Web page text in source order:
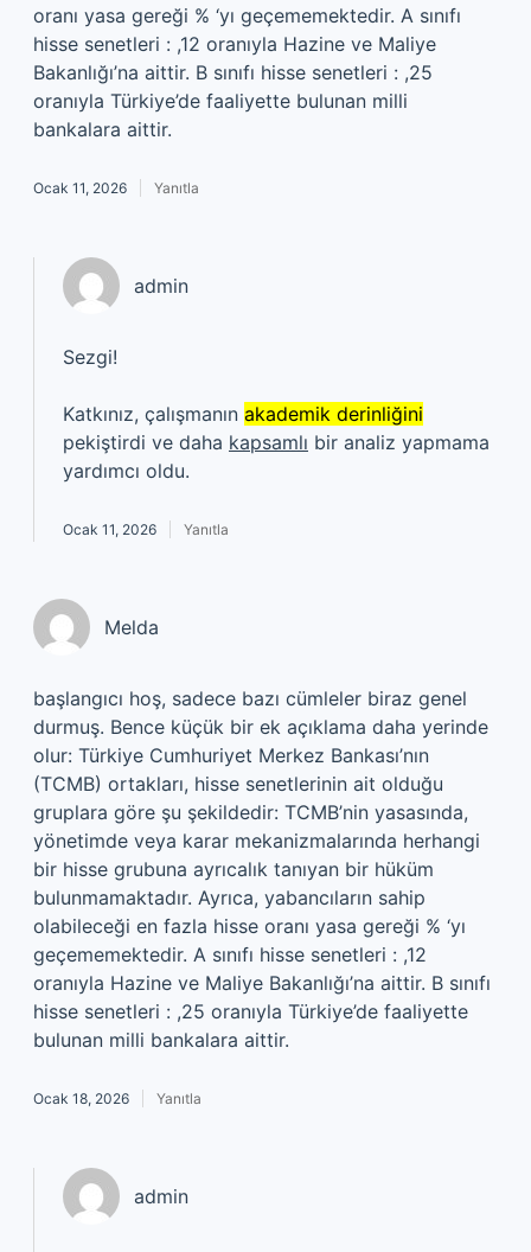
oranı yasa gereği % ‘yı geçememektedir. A sınıfı
hisse senetleri : ,12 oranıyla Hazine ve Maliye
Bakanlığı’na aittir. B sınıfı hisse senetleri : ,25
oranıyla Türkiye’de faaliyette bulunan milli
bankalara aittir.
Ocak 11, 2026 Yanıtla
admin
Sezgi!
Katkınız, çalışmanın akademik derinliğini
pekiştirdi ve daha kapsamlı bir analiz yapmama
yardımcı oldu.
Ocak 11, 2026 Yanıtla
Melda
başlangıcı hoş, sadece bazı cümleler biraz genel
durmuş. Bence küçük bir ek açıklama daha yerinde
olur: Türkiye Cumhuriyet Merkez Bankası’nın
(TCMB) ortakları, hisse senetlerinin ait olduğu
gruplara göre şu şekildedir: TCMB’nin yasasında,
yönetimde veya karar mekanizmalarında herhangi
bir hisse grubuna ayrıcalık tanıyan bir hüküm
bulunmamaktadır. Ayrıca, yabancıların sahip
olabileceği en fazla hisse oranı yasa gereği % ‘yı
geçememektedir. A sınıfı hisse senetleri : ,12
oranıyla Hazine ve Maliye Bakanlığı’na aittir. B sınıfı
hisse senetleri : ,25 oranıyla Türkiye’de faaliyette
bulunan milli bankalara aittir.
Ocak 18, 2026 Yanıtla
admin